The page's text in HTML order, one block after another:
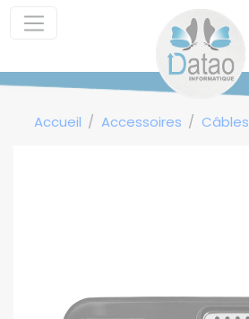
Accueil Accessoires Câbles
Panneau de gestion des cookies